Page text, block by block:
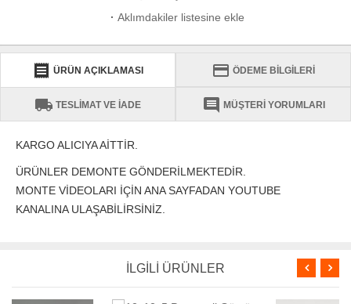
· Aklımdakiler listesine ekle
receipt ÜRÜN AÇIKLAMASI credit_card ÖDEME BİLGİLERİ
local_shipping TESLİMAT VE İADE comment MÜŞTERİ YORUMLARI
KARGO ALICIYA AİTTİR.
ÜRÜNLER DEMONTE GÖNDERİLMEKTEDİR.
MONTE VİDEOLARI İÇİN ANA SAYFADAN YOUTUBE
KANALINA ULAŞABİLİRSİNİZ.
İLGİLİ ÜRÜNLER